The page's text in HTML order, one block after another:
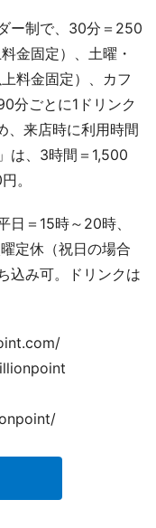
ー制で、30分＝250
金固定）、土曜・
料金固定）、カフ
分ごとに1ドリンク
、来店時に利用時間
は、3時間＝1,500
。
＝15時～20時、
定休（祝日の場合
込み可。ドリンクは